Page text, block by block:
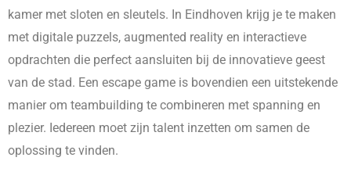
kamer met sloten en sleutels. In Eindhoven krijg je te maken
met digitale puzzels, augmented reality en interactieve
opdrachten die perfect aansluiten bij de innovatieve geest
van de stad. Een escape game is bovendien een uitstekende
manier om teambuilding te combineren met spanning en
plezier. Iedereen moet zijn talent inzetten om samen de
oplossing te vinden.